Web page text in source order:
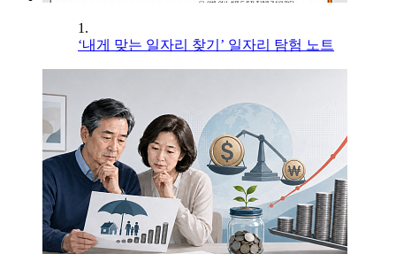
1.
‘내게 맞는 일자리 찾기’ 일자리 탐험 노트